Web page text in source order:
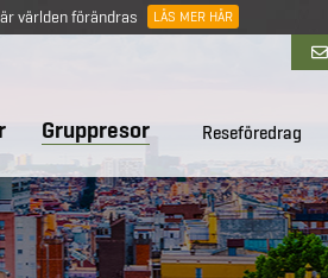
världen förändras LÄS MER HÄR
Gruppresor Reseföredrag